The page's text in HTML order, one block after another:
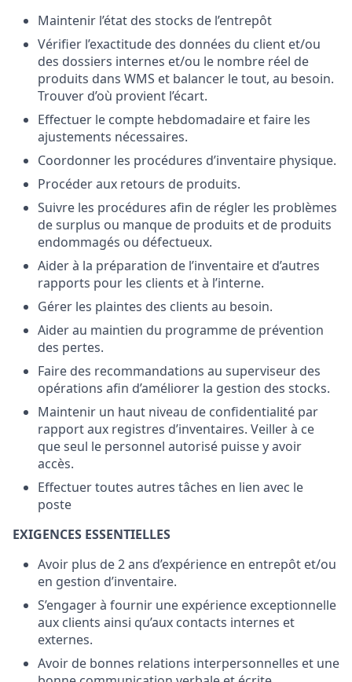
Maintenir l’état des stocks de l’entrepôt
Vérifier l’exactitude des données du client et/ou
des dossiers internes et/ou le nombre réel de
produits dans WMS et balancer le tout, au besoin.
Trouver d’où provient l’écart.
Effectuer le compte hebdomadaire et faire les
ajustements nécessaires.
Coordonner les procédures d’inventaire physique.
Procéder aux retours de produits.
Suivre les procédures afin de régler les problèmes
de surplus ou manque de produits et de produits
endommagés ou défectueux.
Aider à la préparation de l’inventaire et d’autres
rapports pour les clients et à l’interne.
Gérer les plaintes des clients au besoin.
Aider au maintien du programme de prévention
des pertes.
Faire des recommandations au superviseur des
opérations afin d’améliorer la gestion des stocks.
Maintenir un haut niveau de confidentialité par
rapport aux registres d’inventaires. Veiller à ce
que seul le personnel autorisé puisse y avoir
accès.
Effectuer toutes autres tâches en lien avec le
poste
EXIGENCES ESSENTIELLES
Avoir plus de 2 ans d’expérience en entrepôt et/ou
en gestion d’inventaire.
S’engager à fournir une expérience exceptionnelle
aux clients ainsi qu’aux contacts internes et
externes.
Avoir de bonnes relations interpersonnelles et une